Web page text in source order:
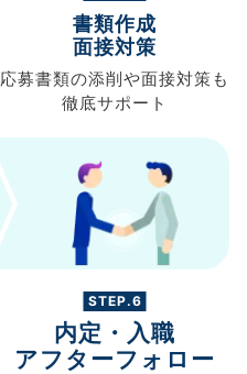
書類作成
面接対策
応募書類の添削や面接対策も
徹底サポート
STEP.6
内定・入職
アフターフォロー